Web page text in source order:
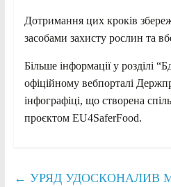
Дотримання цих кроків
засобами захисту рослин та
Більше інформації у розділі
офіційному вебпорталі
інфографіці, що створена
проєктом EU4SaferFood.
← УРЯД УДОСКОНАЛИВ